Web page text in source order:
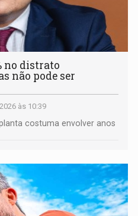
no distrato
não pode ser
às 10:39
costuma envolver anos